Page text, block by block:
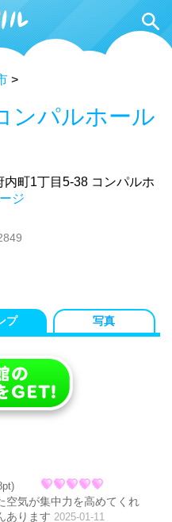
>
ンパルホール
内町1丁目5-38 コンパルホ
ジ
プ 写真
空気が集中力を高めてくれ
あります 2025-01-11